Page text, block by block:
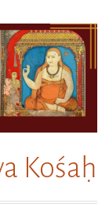
Kośaḥ